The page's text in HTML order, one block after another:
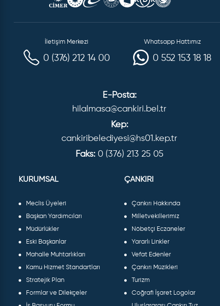
İletişim Merkezi
0 (376) 212 14 00
Whatsapp Hattımız
0 552 153 18 18
E-Posta:
hilalmasa@cankiri.bel.tr
Kep:
cankiribelediyesi@hs01.kep.tr
Faks: 0 (376) 213 25 05
KURUMSAL
Meclis Üyeleri
Başkan Yardımcıları
Müdürlükler
Eski Başkanlar
Mahalle Muhtarlıkları
Kamu Hizmet Standartları
Stratejik Plan
Formlar ve Dilekçeler
ÇANKIRI
Çankırı Hakkında
Milletvekillerimiz
Nöbetçi Eczaneler
Yararlı Linkler
Vefat Edenler
Çankırı Müzikleri
Turizm
Coğrafi İşaret Logolar